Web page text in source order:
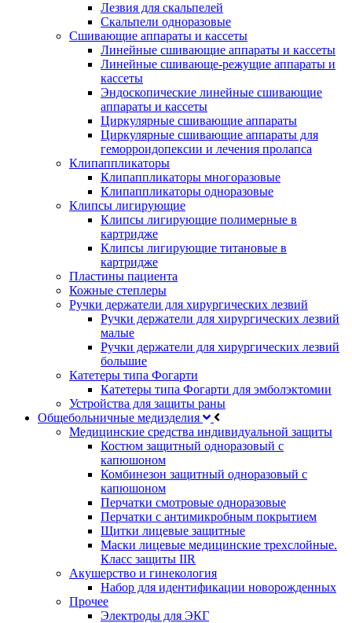
Лезвия для скальпелей
Скальпели одноразовые
Сшивающие аппараты и кассеты
Линейные сшивающие аппараты и кассеты
Линейные сшивающе-режущие аппараты и
кассеты
Эндоскопические линейные сшивающие
аппараты и кассеты
Циркулярные сшивающие аппараты
Циркулярные сшивающие аппараты для
геморроидопексии и лечения пролапса
Клипаппликаторы
Клипаппликаторы многоразовые
Клипаппликаторы одноразовые
Клипсы лигирующие
Клипсы лигирующие полимерные в
картридже
Клипсы лигирующие титановые в
картридже
Пластины пациента
Кожные степлеры
Ручки держатели для хирургических лезвий
Ручки держатели для хирургических лезвий
малые
Ручки держатели для хирургических лезвий
большие
Катетеры типа Фогарти
Катетеры типа Фогарти для эмболэктомии
Устройства для защиты раны
Общебольничные медизделия
Медицинские средства индивидуальной защиты
Костюм защитный одноразовый с
капюшоном
Комбинезон защитный одноразовый с
капюшоном
Перчатки смотровые одноразовые
Перчатки с антимикробным покрытием
Щитки лицевые защитные
Маски лицевые медицинские трехслойные.
Класс защиты IIR
Акушерство и гинекология
Набор для идентификации новорожденных
Прочее
Электроды для ЭКГ